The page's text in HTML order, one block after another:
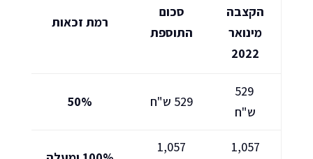
הקצבה
מינואר
2022
סכום
התוספת
רמת זכאות
529
ש"ח
529 ש"ח 50%
1,057
1,057